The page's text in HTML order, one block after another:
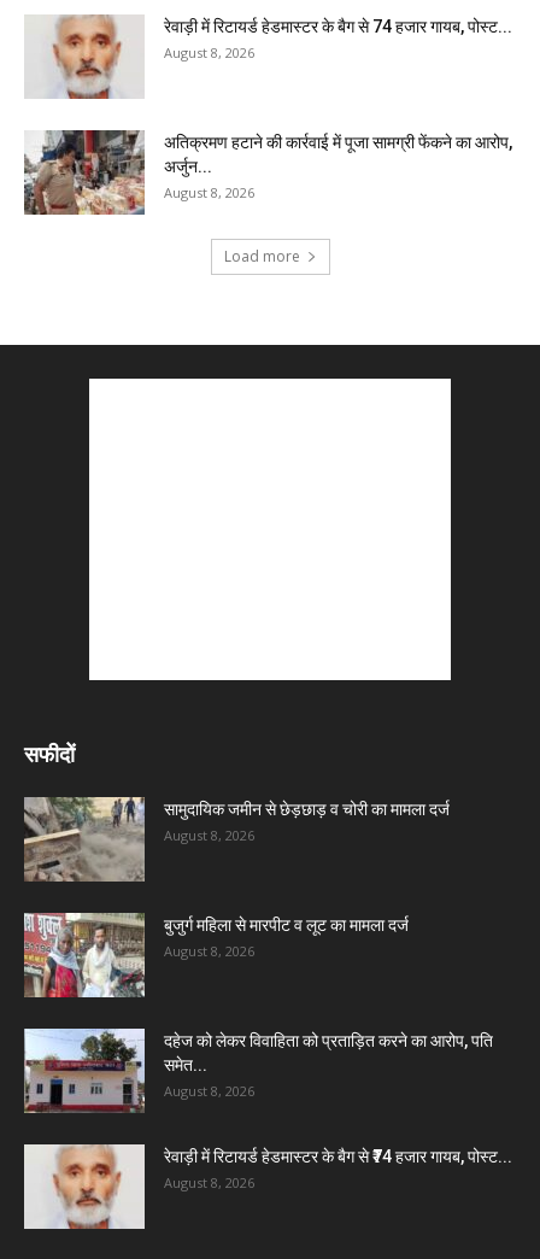
रेवाड़ी में रिटायर्ड हेडमास्टर के बैग से ₹74 हजार गायब, पोस्ट...
August 8, 2026
अतिक्रमण हटाने की कार्रवाई में पूजा सामग्री फेंकने का आरोप,
अर्जुन...
August 8, 2026
Load more
सफीदों
सामुदायिक जमीन से छेड़छाड़ व चोरी का मामला दर्ज
August 8, 2026
बुजुर्ग महिला से मारपीट व लूट का मामला दर्ज
August 8, 2026
दहेज को लेकर विवाहिता को प्रताड़ित करने का आरोप, पति
समेत...
August 8, 2026
रेवाड़ी में रिटायर्ड हेडमास्टर के बैग से ₹74 हजार गायब, पोस्ट...
August 8, 2026